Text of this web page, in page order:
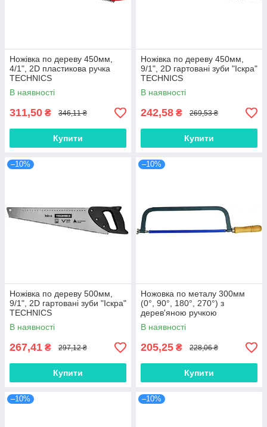
Ножівка по дереву 450мм,
4/1", 2D пластикова ручка
TECHNICS
В наявності
311,50 ₴ 346,11 ₴
Купити
Ножівка по дереву 450мм,
9/1", 2D гартовані зуби "Іскра"
TECHNICS
В наявності
242,58 ₴ 269,53 ₴
Купити
–10%
Ножівка по дереву 500мм,
9/1", 2D гартовані зуби "Іскра"
TECHNICS
В наявності
267,41 ₴ 297,12 ₴
Купити
–10%
Ножовка по металу 300мм
(0°, 90°, 180°, 270°) з
дерев'яною ручкою
TECHNICS
В наявності
205,25 ₴ 228,06 ₴
Купити
–10% –10%